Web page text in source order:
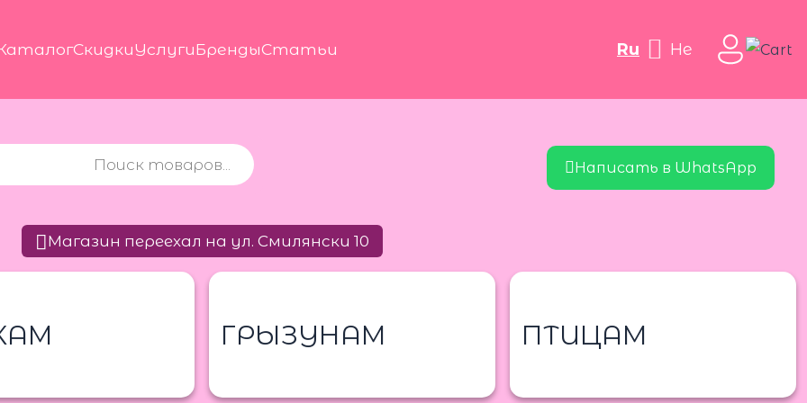
ru he
СкидкиУслугиБрендыСтатьи
Написать в WhatsApp
Магазин переехал на ул. Смилянски 10
ГРЫЗУНАМ ПТИЦАМ